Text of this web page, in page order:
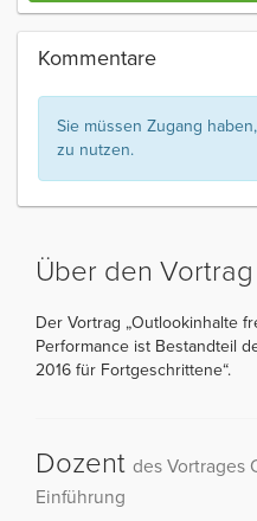
Kommentare
Sie müssen Zugang
zu nutzen.
Über den Vortrag
Der Vortrag „Outlookinhalte
Performance ist Bestandteil
2016 für Fortgeschrittene“.
Dozent des Vortrages
Einführung